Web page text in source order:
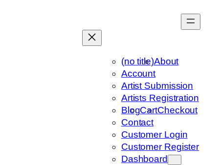
(no title)About
Account
Artist Submission
Artists Registration
BlogCartCheckout
Contact
Customer Login
Customer Register
Dashboard